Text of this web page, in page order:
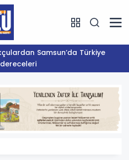
dereceleri